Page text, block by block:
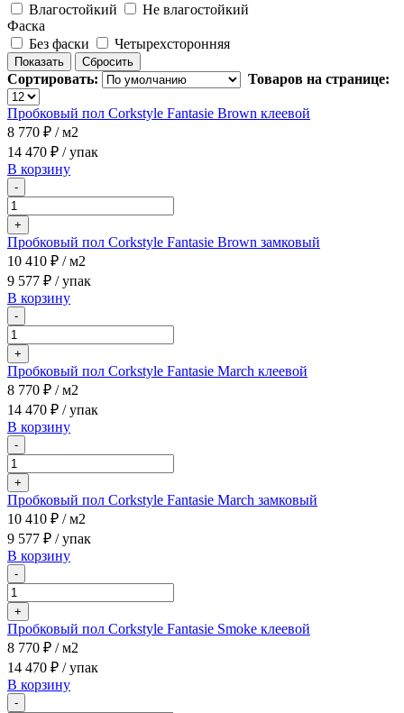
Влагостойкий
Не влагостойкий
Фаска
Без фаски
Четырехсторонняя
Сортировать: Товаров на странице:
Пробковый пол Corkstyle Fantasie Brown клеевой
8 770 ₽ / м2
14 470 ₽ / упак
В корзину
-
+
Пробковый пол Corkstyle Fantasie Brown замковый
10 410 ₽ / м2
9 577 ₽ / упак
В корзину
-
+
Пробковый пол Corkstyle Fantasie March клеевой
8 770 ₽ / м2
14 470 ₽ / упак
В корзину
-
+
Пробковый пол Corkstyle Fantasie March замковый
10 410 ₽ / м2
9 577 ₽ / упак
В корзину
-
+
Пробковый пол Corkstyle Fantasie Smoke клеевой
8 770 ₽ / м2
14 470 ₽ / упак
В корзину
-